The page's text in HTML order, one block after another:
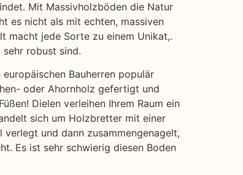
Mit Massivholzböden die Natur
es nicht als mit echten, massiven
macht jede Sorte zu einem Unikat,.
robust sind.
Bauherren populär
oder Ahornholz gefertigt und
Dielen verleihen Ihrem Raum ein
sich um Holzbretter mit einer
und dann zusammengenagelt,
Es ist sehr schwierig diesen Boden